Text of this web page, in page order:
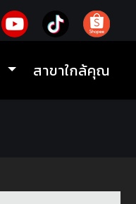
สาขาใกล้คุณ